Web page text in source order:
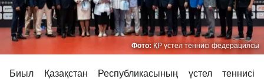
Фото: ҚР үстел теннисі федерациясы
Биыл Қазақстан Республикасының үстел теннисі